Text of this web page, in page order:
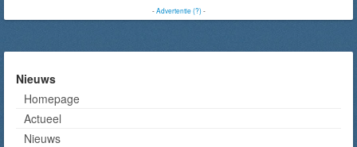
-Advertentie (?)-
Nieuws
Homepage
Actueel
Nieuws